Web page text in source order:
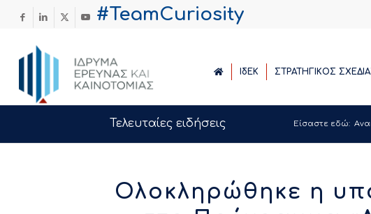
#TeamCuriosity
ΙδΕΚ ΣΤΡΑΤΗΓΙΚΟΣ
Τελευταίες ειδήσεις Είσαστε εδώ:
Ολοκληρώθηκε η